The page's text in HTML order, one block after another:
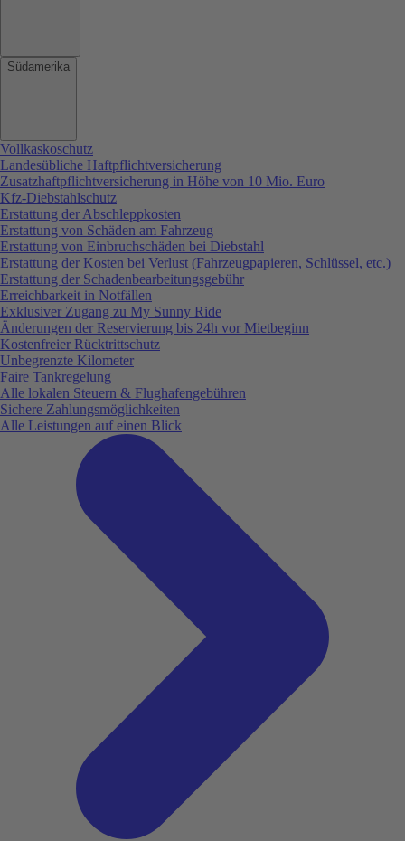
Südamerika
Vollkaskoschutz
Landesübliche Haftpflichtversicherung
Zusatzhaftpflichtversicherung in Höhe von 10 Mio. Euro
Kfz-Diebstahlschutz
Erstattung der Abschleppkosten
Erstattung von Schäden am Fahrzeug
Erstattung von Einbruchschäden bei Diebstahl
Erstattung der Kosten bei Verlust (Fahrzeugpapieren, Schlüssel, etc.)
Erstattung der Schadenbearbeitungsgebühr
Erreichbarkeit in Notfällen
Exklusiver Zugang zu My Sunny Ride
Änderungen der Reservierung bis 24h vor Mietbeginn
Kostenfreier Rücktrittschutz
Unbegrenzte Kilometer
Faire Tankregelung
Alle lokalen Steuern & Flughafengebühren
Sichere Zahlungsmöglichkeiten
Alle Leistungen auf einen Blick